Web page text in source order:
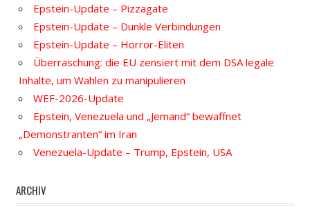
Epstein-Update – Pizzagate
Epstein-Update – Dunkle Verbindungen
Epstein-Update – Horror-Eliten
Überraschung: die EU zensiert mit dem DSA legale
Inhalte, um Wahlen zu manipulieren
WEF-2026-Update
Epstein, Venezuela und „Jemand“ bewaffnet
„Demonstranten“ im Iran
Venezuela-Update – Trump, Epstein, USA
ARCHIV